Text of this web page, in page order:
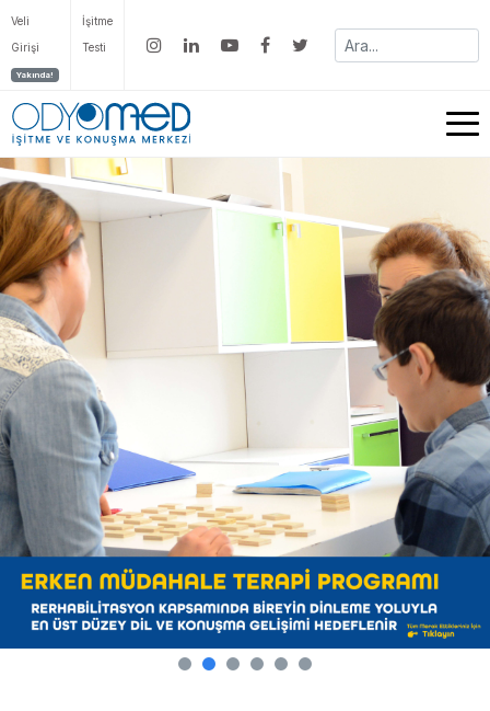
Veli
Girişi
Yakında!
İşitme
Testi